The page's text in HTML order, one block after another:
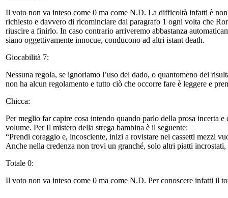
Il voto non va inteso come 0 ma come N.D. La difficoltà infatti è
richiesto e davvero di ricominciare dal paragrafo 1 ogni volta che
riuscire a finirlo. In caso contrario arriveremo abbastanza
siano oggettivamente innocue, conducono ad altri istant death.
Giocabilità 7:
Nessuna regola, se ignoriamo l’uso del dado, o quantomeno dei
non ha alcun regolamento e tutto ciò che occorre fare è leggere e
Chicca:
Per meglio far capire cosa intendo quando parlo della prosa incerta
volume. Per Il mistero della strega bambina è il seguente:
“Prendi coraggio e, incosciente, inizi a rovistare nei cassetti mezzi
Anche nella credenza non trovi un granché, solo altri piatti
Totale 0:
Il voto non va inteso come 0 ma come N.D. Per conoscere infatti il